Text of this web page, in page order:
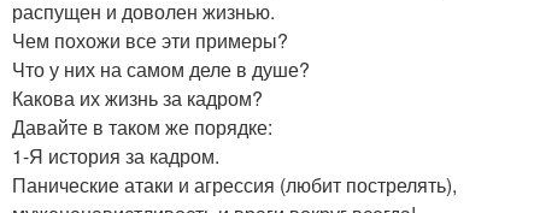
распущен и доволен жизнью.
Чем похожи все эти примеры?
Что у них на самом деле в душе?
Какова их жизнь за кадром?
Давайте в таком же порядке:
1-Я история за кадром.
Панические атаки и агрессия (любит пострелять),